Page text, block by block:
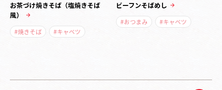
お茶づけ焼きそば（塩焼きそば
風）
#焼きそば #キャベツ
ビーフンそばめし
#おつまみ #キャベツ